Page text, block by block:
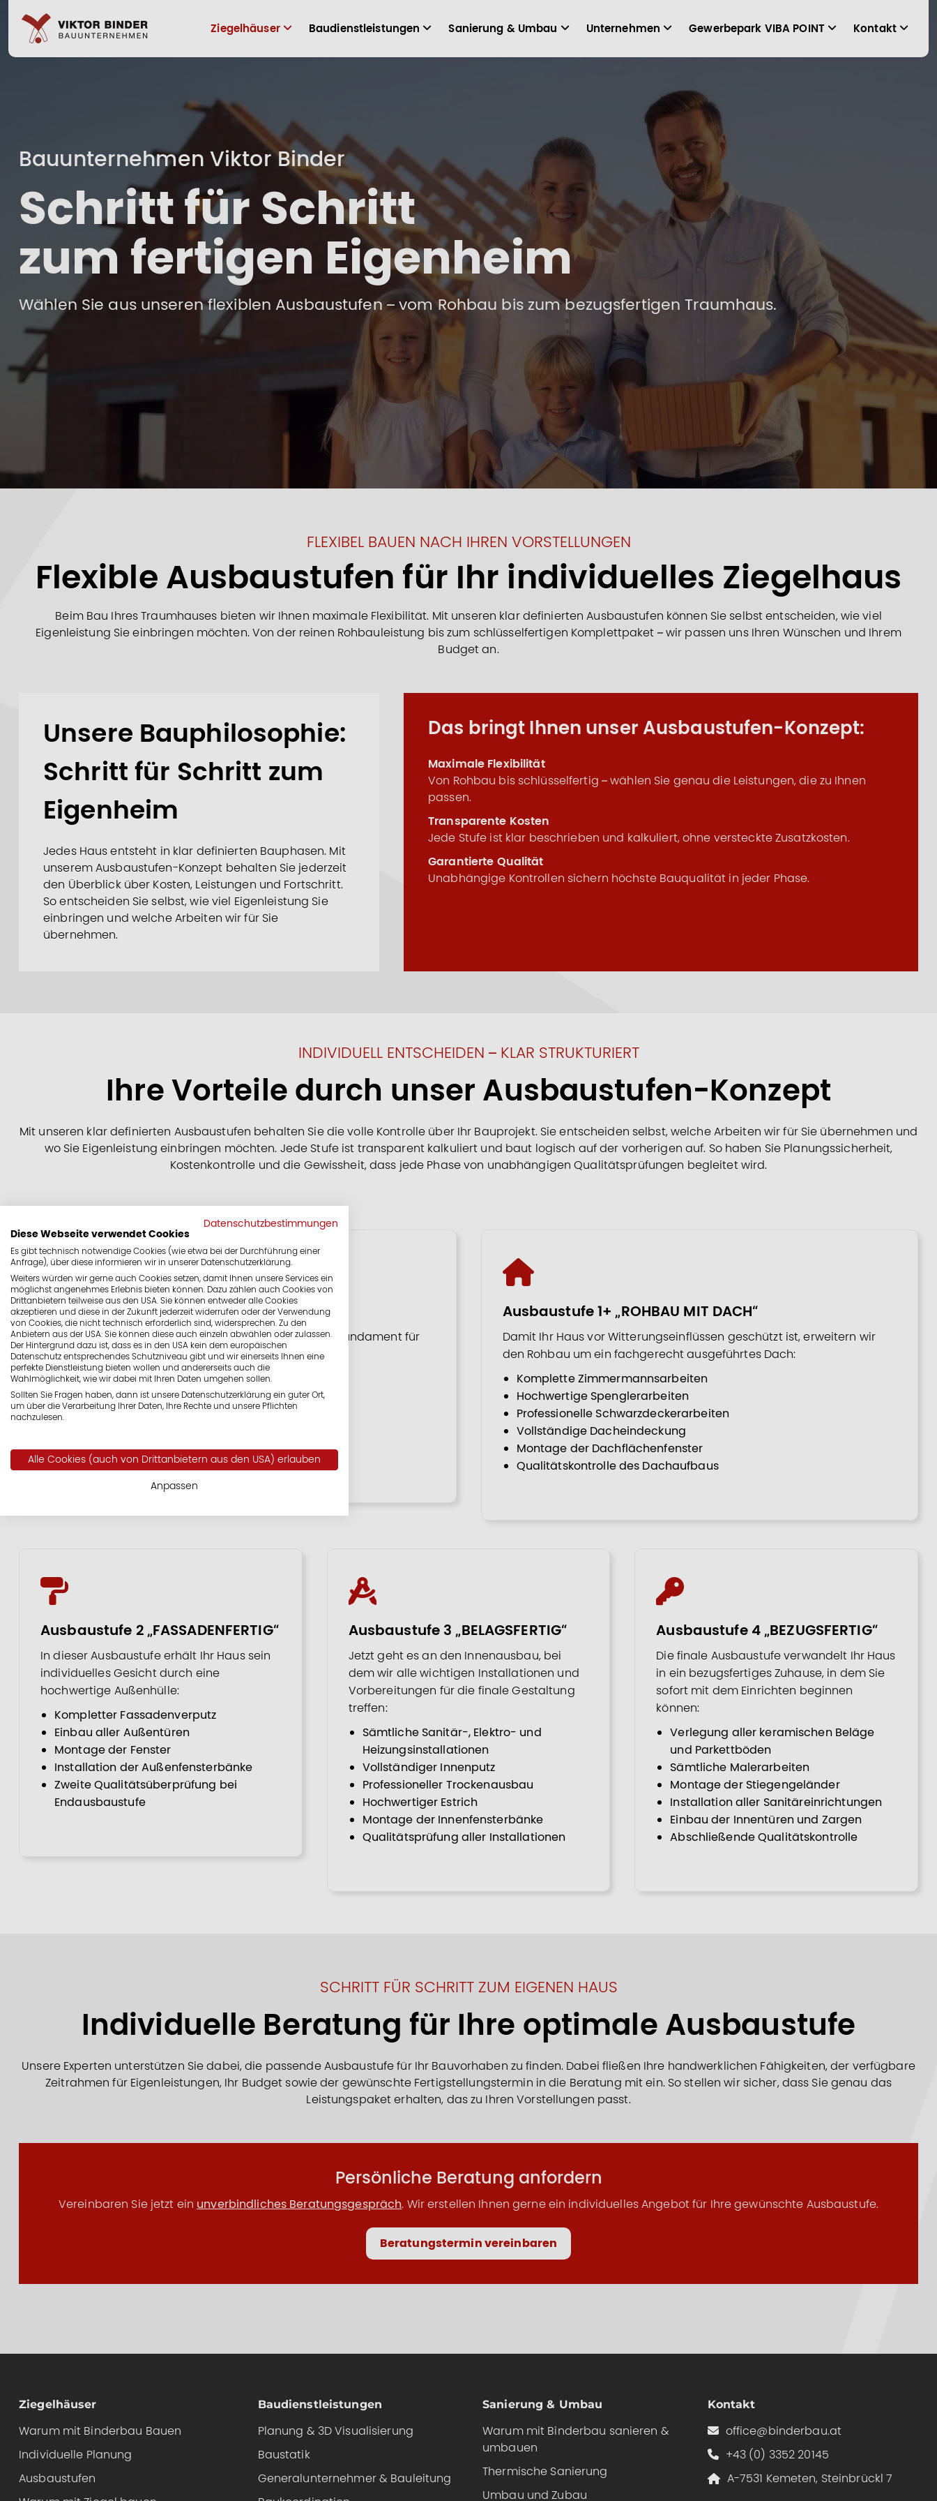
Ziegelhäuser Baudienstleistungen Sanierung & Umbau Unternehmen Gewerbepark VIBA POINT Kontakt
Bauunternehmen Viktor Binder
Schritt für Schritt
zum fertigen Eigenheim
Wählen Sie aus unseren flexiblen Ausbaustufen – vom Rohbau bis zum bezugsfertigen Traumhaus.
FLEXIBEL BAUEN NACH IHREN VORSTELLUNGEN
Flexible Ausbaustufen für Ihr individuelles Ziegelhaus
Beim Bau Ihres Traumhauses bieten wir Ihnen maximale Flexibilität. Mit unseren klar definierten Ausbaustufen können Sie selbst entscheiden, wie viel
Eigenleistung Sie einbringen möchten. Von der reinen Rohbauleistung bis zum schlüsselfertigen Komplettpaket – wir passen uns Ihren Wünschen und Ihrem
Budget an.
Unsere Bauphilosophie:
Schritt für Schritt zum
Eigenheim
Jedes Haus entsteht in klar definierten Bauphasen. Mit
unserem Ausbaustufen-Konzept behalten Sie jederzeit
den Überblick über Kosten, Leistungen und Fortschritt.
So entscheiden Sie selbst, wie viel Eigenleistung Sie
einbringen und welche Arbeiten wir für Sie
übernehmen.
Das bringt Ihnen unser Ausbaustufen-Konzept:
Maximale Flexibilität
Von Rohbau bis schlüsselfertig – wählen Sie genau die Leistungen, die zu Ihnen
passen.
Transparente Kosten
Jede Stufe ist klar beschrieben und kalkuliert, ohne versteckte Zusatzkosten.
Garantierte Qualität
Unabhängige Kontrollen sichern höchste Bauqualität in jeder Phase.
INDIVIDUELL ENTSCHEIDEN – KLAR STRUKTURIERT
Ihre Vorteile durch unser Ausbaustufen-Konzept
Mit unseren klar definierten Ausbaustufen behalten Sie die volle Kontrolle über Ihr Bauprojekt. Sie entscheiden selbst, welche Arbeiten wir für Sie übernehmen und
wo Sie Eigenleistung einbringen möchten. Jede Stufe ist transparent kalkuliert und baut logisch auf der vorherigen auf. So haben Sie Planungssicherheit,
Kostenkontrolle und die Gewissheit, dass jede Phase von unabhängigen Qualitätsprüfungen begleitet wird.
Ausbaustufe 1 „ROHBAU“
Mit dieser Grundausbaustufe schaffen wir das solide Fundament für
Ihr neues Zuhause:
Professionelle Baumeisterarbeiten
Fundamentplatte oder optional Kellergeschoss
Errichtung aller Wände und Decken
Erste unabhängige Qualitätsüberprüfung
Ideale Basis für hohen Eigenleistungsanteil
Ausbaustufe 1+ „ROHBAU MIT DACH“
Damit Ihr Haus vor Witterungseinflüssen geschützt ist, erweitern wir
den Rohbau um ein fachgerecht ausgeführtes Dach:
Komplette Zimmermannsarbeiten
Hochwertige Spenglerarbeiten
Professionelle Schwarzdeckerarbeiten
Vollständige Dacheindeckung
Montage der Dachflächenfenster
Qualitätskontrolle des Dachaufbaus
Ausbaustufe 2 „FASSADENFERTIG“
In dieser Ausbaustufe erhält Ihr Haus sein
individuelles Gesicht durch eine
hochwertige Außenhülle:
Kompletter Fassadenverputz
Einbau aller Außentüren
Montage der Fenster
Installation der Außenfensterbänke
Zweite Qualitätsüberprüfung bei
Endausbaustufe
Ausbaustufe 3 „BELAGSFERTIG“
Jetzt geht es an den Innenausbau, bei
dem wir alle wichtigen Installationen und
Vorbereitungen für die finale Gestaltung
treffen:
Sämtliche Sanitär-, Elektro- und
Heizungsinstallationen
Vollständiger Innenputz
Professioneller Trockenausbau
Hochwertiger Estrich
Montage der Innenfensterbänke
Qualitätsprüfung aller Installationen
Ausbaustufe 4 „BEZUGSFERTIG“
Die finale Ausbaustufe verwandelt Ihr Haus
in ein bezugsfertiges Zuhause, in dem Sie
sofort mit dem Einrichten beginnen
können:
Verlegung aller keramischen Beläge
und Parkettböden
Sämtliche Malerarbeiten
Montage der Stiegengeländer
Installation aller Sanitäreinrichtungen
Einbau der Innentüren und Zargen
Abschließende Qualitätskontrolle
SCHRITT FÜR SCHRITT ZUM EIGENEN HAUS
Individuelle Beratung für Ihre optimale Ausbaustufe
Unsere Experten unterstützen Sie dabei, die passende Ausbaustufe für Ihr Bauvorhaben zu finden. Dabei fließen Ihre handwerklichen Fähigkeiten, der verfügbare
Zeitrahmen für Eigenleistungen, Ihr Budget sowie der gewünschte Fertigstellungstermin in die Beratung mit ein. So stellen wir sicher, dass Sie genau das
Leistungspaket erhalten, das zu Ihren Vorstellungen passt.
Persönliche Beratung anfordern
Vereinbaren Sie jetzt ein unverbindliches Beratungsgespräch. Wir erstellen Ihnen gerne ein individuelles Angebot für Ihre gewünschte Ausbaustufe.
Beratungstermin vereinbaren
Ziegelhäuser
Warum mit Binderbau Bauen
Individuelle Planung
Ausbaustufen
Baudienstleistungen
Planung & 3D Visualisierung
Baustatik
Generalunternehmer & Bauleitung
Sanierung & Umbau
Warum mit Binderbau sanieren &
umbauen
Thermische Sanierung
Umbau und Zubau
Kontakt
office@binderbau.at
+43 (0) 3352 20145
A-7531 Kemeten, Steinbrückl 7
Datenschutzbestimmungen
Diese Webseite verwendet Cookies
Es gibt technisch notwendige Cookies (wie etwa bei der Durchführung einer
Anfrage), über diese informieren wir in unserer Datenschutzerklärung.
Weiters würden wir gerne auch Cookies setzen, damit Ihnen unsere Services ein
möglichst angenehmes Erlebnis bieten können. Dazu zählen auch Cookies von
Drittanbietern teilweise aus den USA. Sie können entweder alle Cookies
akzeptieren und diese in der Zukunft jederzeit widerrufen oder der Verwendung
von Cookies, die nicht technisch erforderlich sind, widersprechen. Zu den
Anbietern aus der USA: Sie können diese auch einzeln abwählen oder zulassen.
Der Hintergrund dazu ist, dass es in den USA kein dem europäischen
Datenschutz entsprechendes Schutzniveau gibt und wir einerseits Ihnen eine
perfekte Dienstleistung bieten wollen und andererseits auch die
Wahlmöglichkeit, wie wir dabei mit Ihren Daten umgehen sollen.
Sollten Sie Fragen haben, dann ist unsere Datenschutzerklärung ein guter Ort,
um über die Verarbeitung Ihrer Daten, Ihre Rechte und unsere Pflichten
nachzulesen.
Alle Cookies (auch von Drittanbietern aus den USA) erlauben
Anpassen